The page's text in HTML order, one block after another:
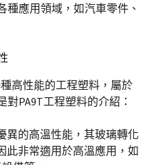
種應用領域，如汽車零件、
高性能的工程塑料，屬於
PA9T工程塑料的介紹：
異的高溫性能，其玻璃轉化
此非常適用於高溫應用，如